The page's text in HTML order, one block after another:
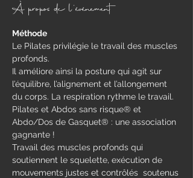
À propos de l'événement
Méthode
Le Pilates privilégie le travail des muscles
profonds.
Il améliore ainsi la posture qui agit sur
l’équilibre, l’alignement et l’allongement
du corps. La respiration rythme le travail.
Pilates et Abdos sans risque® et
Abdo/Dos de Gasquet® : une association
gagnante !
Travail des muscles profonds qui
soutiennent le squelette, exécution de
mouvements justes et contrôlés  soutenus